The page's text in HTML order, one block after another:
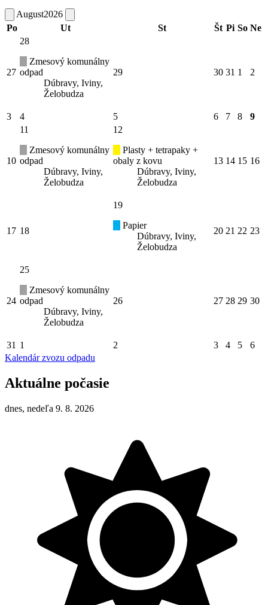
August2026
Po
Ut St Št Pi So Ne
27
28
Zmesový komunálny
odpad
Dúbravy, Iviny,
Želobudza
29 30 31 1 2
3 4 5 6 7 8 9
10
11
Zmesový komunálny
odpad
Dúbravy, Iviny,
Želobudza
12
Plasty + tetrapaky +
obaly z kovu
Dúbravy, Iviny,
Želobudza
13 14 15 16
17 18
19
Papier
Dúbravy, Iviny,
Želobudza
20 21 22 23
24
25
Zmesový komunálny
odpad
Dúbravy, Iviny,
Želobudza
26 27 28 29 30
31 1 2 3 4 5
6
Kalendár zvozu odpadu
Aktuálne počasie
dnes, nedeľa 9. 8. 2026